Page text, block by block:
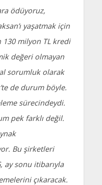
ödüyoruz,
yaşatmak için
130 milyon TL kredi
değeri olmayan
sorumluk olarak
de durum böyle.
sürecindeydi.
pek farklı değil.
Bu şirketleri
ay sonu itibarıyla
çıkaracak.